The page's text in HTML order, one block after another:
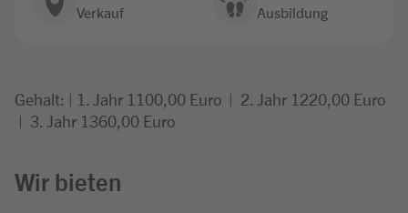
Verkauf Ausbildung
Gehalt: | 1. Jahr 1100,00 Euro | 2. Jahr 1220,00 Euro
| 3. Jahr 1360,00 Euro
Wir bieten